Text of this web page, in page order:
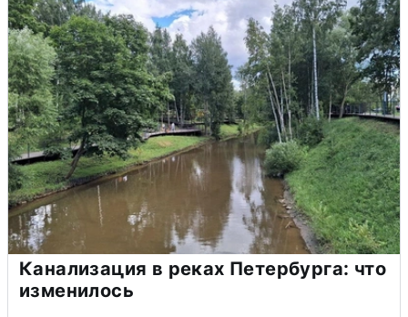
Канализация в реках Петербурга: что
изменилось